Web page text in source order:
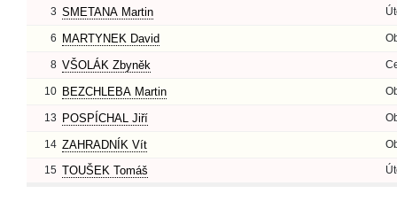
3 SMETANA Martin
6 MARTYNEK David
8 VŠOLÁK Zbyněk
10 BEZCHLEBA Martin
13 POSPÍCHAL Jiří
14 ZAHRADNÍK Vít
15 TOUŠEK Tomáš